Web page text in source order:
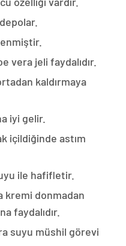
vera jeli faydalıdır.
kaldırmaya
iyi gelir.
içildiğinde astım
ile hafifletir.
kremi donmadan
faydalıdır.
suyu müshil görevi